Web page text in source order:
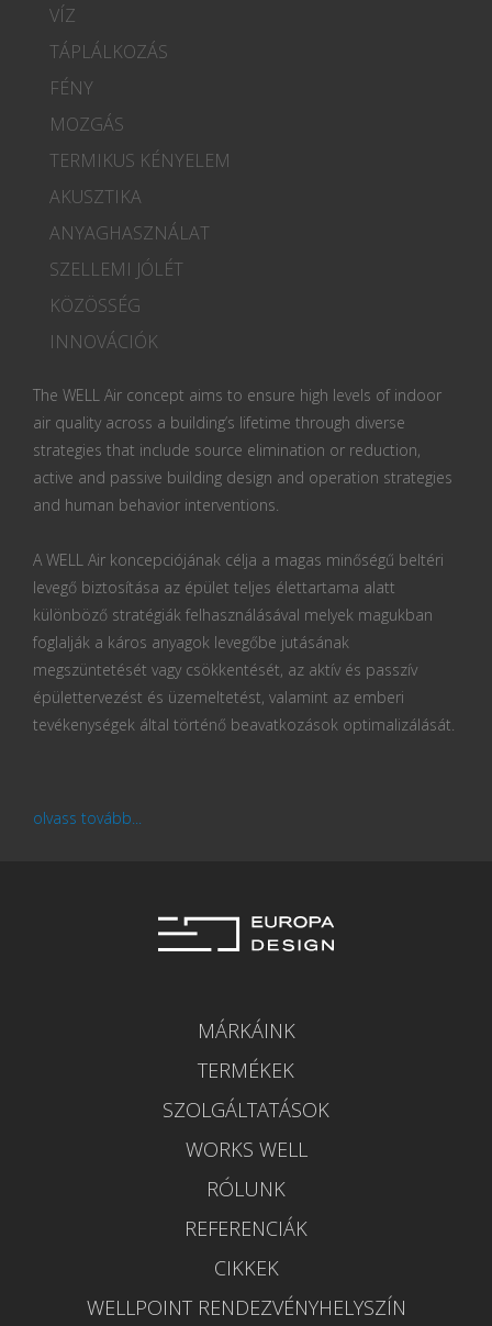
VÍZ
TÁPLÁLKOZÁS
FÉNY
MOZGÁS
TERMIKUS KÉNYELEM
AKUSZTIKA
ANYAGHASZNÁLAT
SZELLEMI JÓLÉT
KÖZÖSSÉG
INNOVÁCIÓK
The WELL Air concept aims to ensure high levels of indoor
air quality across a building’s lifetime through diverse
strategies that include source elimination or reduction,
active and passive building design and operation strategies
and human behavior interventions.
A WELL Air koncepciójának célja a magas minőségű beltéri
levegő biztosítása az épület teljes élettartama alatt
különböző stratégiák felhasználásával melyek magukban
foglalják a káros anyagok levegőbe jutásának
megszüntetését vagy csökkentését, az aktív és passzív
épülettervezést és üzemeltetést, valamint az emberi
tevékenységek által történő beavatkozások optimalizálását.
olvass tovább...
MÁRKÁINK
TERMÉKEK
SZOLGÁLTATÁSOK
WORKS WELL
RÓLUNK
REFERENCIÁK
CIKKEK
WELLPOINT RENDEZVÉNYHELYSZÍN